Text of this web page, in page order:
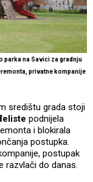
parka na Savici za gradnju
privatne kompanije
središtu grada stoji
podnijela
i blokirala
postupka.
postupak
razvlači do danas.